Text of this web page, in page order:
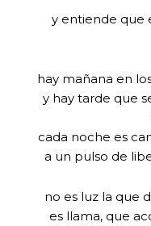
y entiende que
hay mañana en
y hay tarde que
cada noche es
a un pulso de
no es luz la que
es llama, que